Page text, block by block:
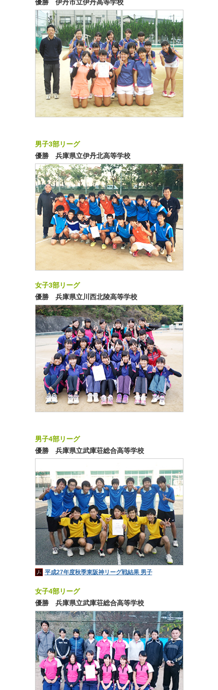
優勝 伊丹市立伊丹高等学校
男子3部リーグ
優勝 兵庫県立伊丹北高等学校
女子3部リーグ
優勝 兵庫県立川西北陵高等学校
男子4部リーグ
優勝 兵庫県立武庫荘総合高等学校
平成27年度秋季東阪神リーグ戦結果 男子
女子4部リーグ
優勝 兵庫県立武庫荘総合高等学校